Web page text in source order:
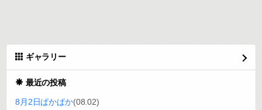
ギャラリー
最近の投稿
8月2日ぱかぱか(08.02)